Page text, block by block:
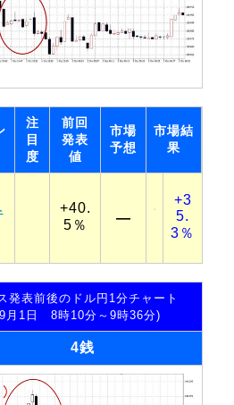
注
目
度
前回
発表
値
市場
予想
市場結
果
+40.
5％
―
+3
5.
3％
発表前後のドル円1分チャート
9月1日 8時10分～9時36分)
4銭